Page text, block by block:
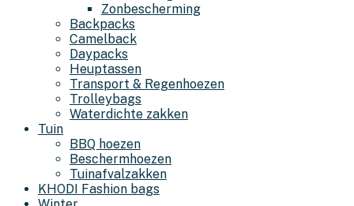
Zonbescherming
Backpacks
Camelback
Daypacks
Heuptassen
Transport & Regenhoezen
Trolleybags
Waterdichte zakken
Tuin
BBQ hoezen
Beschermhoezen
Tuinafvalzakken
KHODI Fashion bags